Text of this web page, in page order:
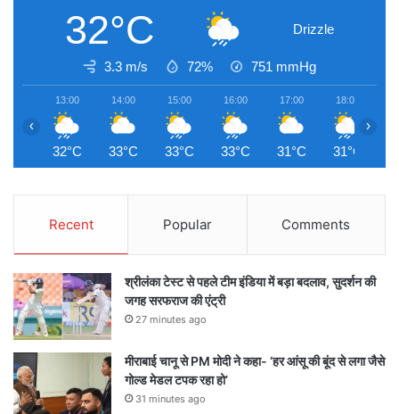
32°C Drizzle
3.3 m/s 72% 751 mmHg
13:00
32°C
14:00
33°C
15:00
33°C
16:00
33°C
17:00
31°C
18:00
31°C
‹ ›
Recent Popular Comments
श्रीलंका टेस्ट से पहले टीम इंडिया में बड़ा बदलाव, सुदर्शन की
जगह सरफराज की एंट्री
27 minutes ago
मीराबाई चानू से PM मोदी ने कहा- ‘हर आंसू की बूंद से लगा जैसे
गोल्ड मेडल टपक रहा हो’
31 minutes ago